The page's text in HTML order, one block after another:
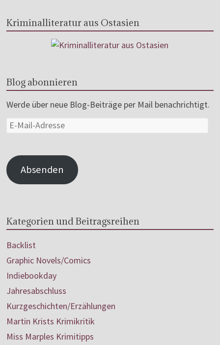
Kriminalliteratur aus Ostasien
Blog abonnieren
Werde über neue Blog-Beiträge per Mail benachrichtigt.
Absenden
Kategorien und Beitragsreihen
Backlist
Graphic Novels/Comics
Indiebookday
Jahresabschluss
Kurzgeschichten/Erzählungen
Martin Krists Krimikritik
Miss Marples Krimitipps